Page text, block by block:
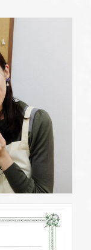
8033
6577
2177